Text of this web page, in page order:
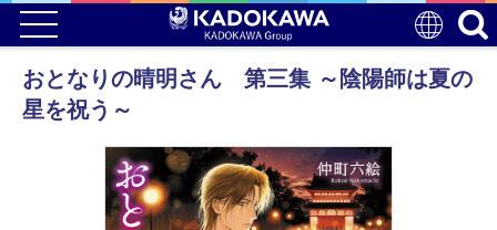
おとなりの晴明さん 第三集 ～陰陽師は夏の
星を祝う～